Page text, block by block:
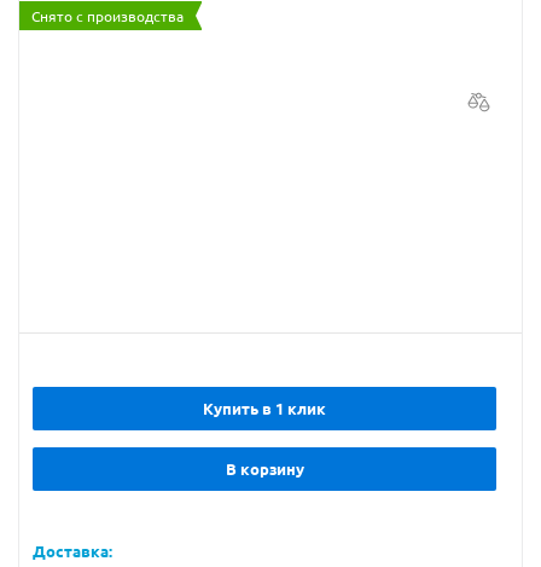
Снято с производства
Купить в 1 клик
В корзину
Доставка: